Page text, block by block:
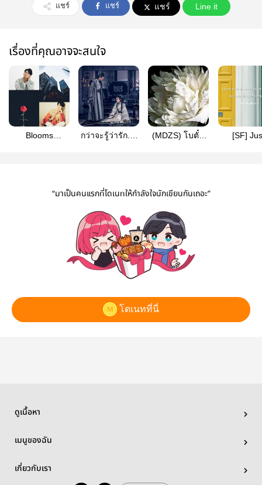
แชร์ แชร์ แชร์ Line it
เรื่องที่คุณอาจจะสนใจ
Blooms
กว่าจะรู้ว่ารัก....
(MDZS) โบตั๋น
[SF]
“มาเป็นคนแรกที่โดเนทให้กำลังใจนักเขียนกันเถอะ”
โดเนทที่นี่
ดูเนื้อหา
เมนูของฉัน
เกี่ยวกับเรา